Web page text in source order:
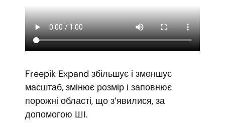
Freepik Expand збільшує і зменшує
масштаб, змінює розмір і заповнює
порожні області, що з’явилися, за
допомогою ШІ.